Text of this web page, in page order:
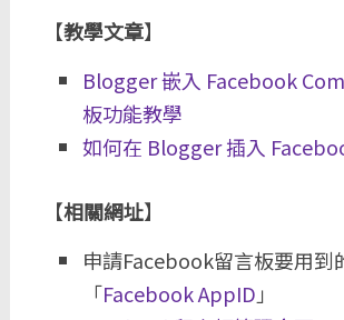
【教學文章】
Blogger 嵌入 Facebook
板功能教學
如何在 Blogger 插入
【相關網址】
申請Facebook留言板要用到
「Facebook AppID 」